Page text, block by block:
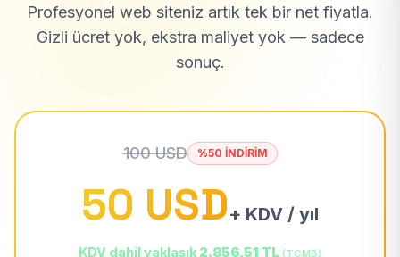
Profesyonel web siteniz artık tek bir net fiyatla.
Gizli ücret yok, ekstra maliyet yok — sadece
sonuç.
100 USD %50 İNDİRİM
50 USD+ KDV / yıl
KDV dahil yaklaşık 2.856,51 TL (TCMB)